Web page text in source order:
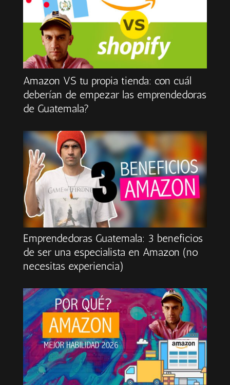
Amazon VS tu propia tienda: con cuál
deberían de empezar las emprendedoras
de Guatemala?
Emprendedoras Guatemala: 3 beneficios
de ser una especialista en Amazon (no
necesitas experiencia)